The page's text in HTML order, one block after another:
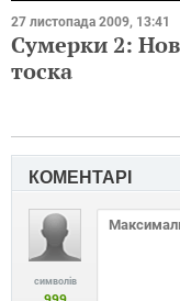
27 листопада 2009, 13:41
Сумерки 2:
тоска
КОМЕНТАРІ
символів